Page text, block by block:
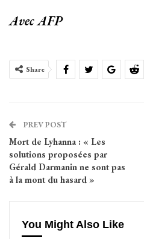
Avec AFP
Share
PREV POST
Mort de Lyhanna : « Les
solutions proposées par
Gérald Darmanin ne sont pas
à la mont du hasard »
You Might Also Like